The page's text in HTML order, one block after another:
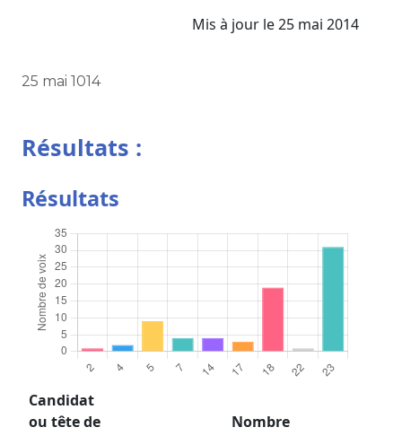
Mis à jour le 25 mai 2014
25 mai 1014
Résultats :
Résultats
Candidat
ou tête de
Nombre